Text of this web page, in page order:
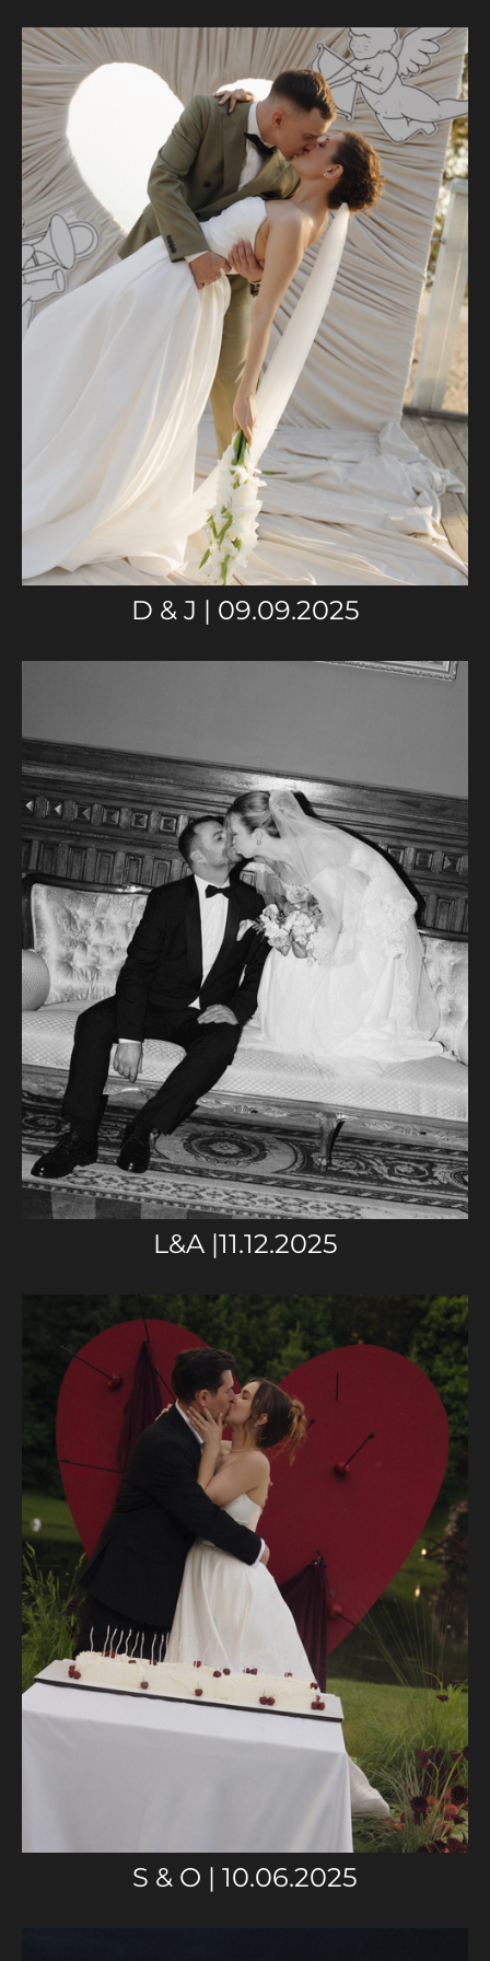
D & J | 09.09.2025
L&A |11.12.2025
S & O | 10.06.2025